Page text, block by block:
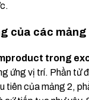
của các mảng
trong
ứng vị trí. Phần tử
tiên của mảng 2,